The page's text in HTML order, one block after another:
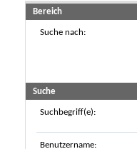
Bereich
Suche nach:
Suche
Suchbegriff(e):
Benutzername: